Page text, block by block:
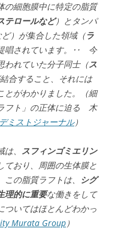
の細胞膜中に特定の脂質
テロールなど）とタンパ
）が集合した領域（ラ
唱されています。‥ 今
われていた分子同士（ス
合すること、それには
とがわかりました。（細
フト」の正体に迫る 木
ミストジャーナル）
、 スフィンゴミエリン
ており、周囲の生体膜と
の脂質ラフトは、
シグ
理的に重要な働きをして
ついてはほとんどわかっ
Murata Group）